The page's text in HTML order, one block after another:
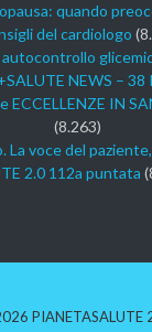
quando
del cardiologo
NEWS – 38
ECCELLENZE IN
(8.263)
La voce del
2.0 112a puntata
PIANETASALUTE